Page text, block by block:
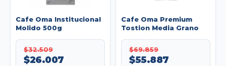
Cafe Oma Institucional
Molido 500g
$32.509
$26.007
Cafe Oma Premium
Tostion Media Grano
$69.859
$55.887